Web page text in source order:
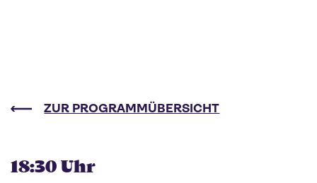
ZUR PROGRAMMÜBERSICHT
18:30 Uhr